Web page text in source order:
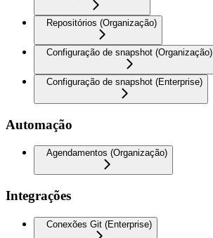
Repositórios (Organização)
Configuração de snapshot (Organização)
Configuração de snapshot (Enterprise)
Automação
Agendamentos (Organização)
Integrações
Conexões Git (Enterprise)